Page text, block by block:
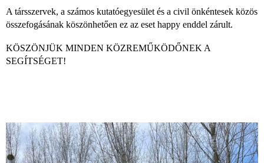
A társszervek, a számos kutatóegyesület és a civil önkéntesek közös
összefogásának köszönhetően ez az eset happy enddel zárult.
KÖSZÖNJÜK MINDEN KÖZREMŰKÖDŐNEK A
SEGÍTSÉGET!